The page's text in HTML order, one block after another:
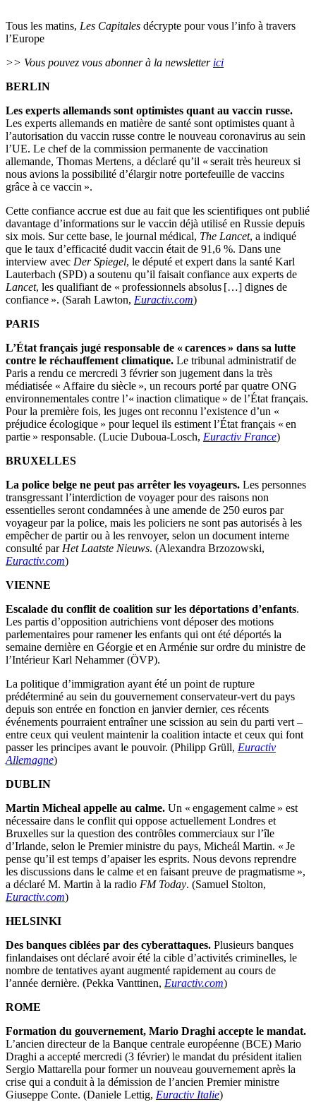
Tous les matins, Les Capitales décrypte pour vous l’info à travers
l’Europe
>> Vous pouvez vous abonner à la newsletter ici
BERLIN
Les experts allemands sont optimistes quant au vaccin russe.
Les experts allemands en matière de santé sont optimistes quant à
l’autorisation du vaccin russe contre le nouveau coronavirus au sein
l’UE. Le chef de la commission permanente de vaccination
allemande, Thomas Mertens, a déclaré qu’il « serait très heureux si
nous avions la possibilité d’élargir notre portefeuille de vaccins
grâce à ce vaccin ».
Cette confiance accrue est due au fait que les scientifiques ont publié
davantage d’informations sur le vaccin déjà utilisé en Russie depuis
six mois. Sur cette base, le journal médical, The Lancet, a indiqué
que le taux d’efficacité dudit vaccin était de 91,6 %. Dans une
interview avec Der Spiegel, le député et expert dans la santé Karl
Lauterbach (SPD) a soutenu qu’il faisait confiance aux experts de
Lancet, les qualifiant de « professionnels absolus […] dignes de
confiance ». (Sarah Lawton, Euractiv.com)
PARIS
L’État français jugé responsable de « carences » dans sa lutte
contre le réchauffement climatique. Le tribunal administratif de
Paris a rendu ce mercredi 3 février son jugement dans la très
médiatisée « Affaire du siècle », un recours porté par quatre ONG
environnementales contre l’« inaction climatique » de l’État français.
Pour la première fois, les juges ont reconnu l’existence d’un «
préjudice écologique » pour lequel ils estiment l’État français « en
partie » responsable. (Lucie Duboua-Losch, Euractiv France)
BRUXELLES
La police belge ne peut pas arrêter les voyageurs. Les personnes
transgressant l’interdiction de voyager pour des raisons non
essentielles seront condamnées à une amende de 250 euros par
voyageur par la police, mais les policiers ne sont pas autorisés à les
empêcher de partir ou à les renvoyer, selon un document interne
consulté par Het Laatste Nieuws. (Alexandra Brzozowski,
Euractiv.com)
VIENNE
Escalade du conflit de coalition sur les déportations d’enfants.
Les partis d’opposition autrichiens vont déposer des motions
parlementaires pour ramener les enfants qui ont été déportés la
semaine dernière en Géorgie et en Arménie sur ordre du ministre de
l’Intérieur Karl Nehammer (ÖVP).
La politique d’immigration ayant été un point de rupture
prédéterminé au sein du gouvernement conservateur-vert du pays
depuis son entrée en fonction en janvier dernier, ces récents
événements pourraient entraîner une scission au sein du parti vert –
entre ceux qui veulent maintenir la coalition intacte et ceux qui font
passer les principes avant le pouvoir. (Philipp Grüll, Euractiv
Allemagne)
DUBLIN
Martin Micheal appelle au calme. Un « engagement calme » est
nécessaire dans le conflit qui oppose actuellement Londres et
Bruxelles sur la question des contrôles commerciaux sur l’île
d’Irlande, selon le Premier ministre du pays, Micheál Martin. « Je
pense qu’il est temps d’apaiser les esprits. Nous devons reprendre
les discussions dans le calme et en faisant preuve de pragmatisme »,
a déclaré M. Martin à la radio FM Today. (Samuel Stolton,
Euractiv.com)
HELSINKI
Des banques ciblées par des cyberattaques. Plusieurs banques
finlandaises ont déclaré avoir été la cible d’activités criminelles, le
nombre de tentatives ayant augmenté rapidement au cours de
l’année dernière. (Pekka Vanttinen, Euractiv.com)
ROME
Formation du gouvernement, Mario Draghi accepte le mandat.
L’ancien directeur de la Banque centrale européenne (BCE) Mario
Draghi a accepté mercredi (3 février) le mandat du président italien
Sergio Mattarella pour former un nouveau gouvernement après la
crise qui a conduit à la démission de l’ancien Premier ministre
Giuseppe Conte. (Daniele Lettig, Euractiv Italie)